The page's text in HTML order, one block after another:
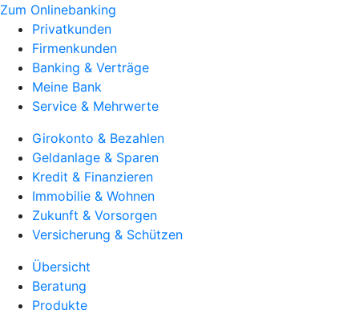
Zum Onlinebanking
Privatkunden
Firmenkunden
Banking & Verträge
Meine Bank
Service & Mehrwerte
Girokonto & Bezahlen
Geldanlage & Sparen
Kredit & Finanzieren
Immobilie & Wohnen
Zukunft & Vorsorgen
Versicherung & Schützen
Übersicht
Beratung
Produkte